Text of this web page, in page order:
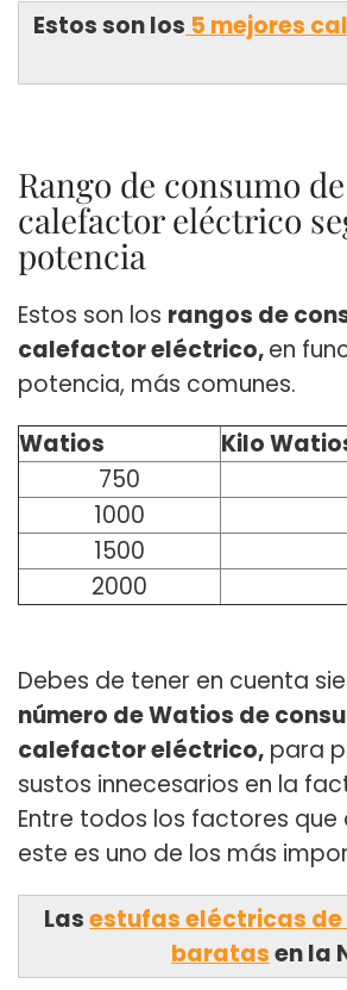
Estos son los 5 mejores
Rango de consumo
calefactor eléctrico
potencia
Estos son los rangos de
calefactor eléctrico,en
potencia, más comunes.
Watios
Kilo
750
1000
1500
2000
Debes de tener en cuenta
número de Watios de
calefactor eléctrico, para
sustos innecesarios en la
Entre todos los factores que
este es uno de los más
Lasestufas eléctricas de
baratasen la